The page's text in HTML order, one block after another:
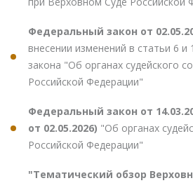
Федеральный закон от
внесении изменений в статьи 6 и
закона "Об органах судейского
Российской Федерации"
Федеральный закон от
от 02.05.2026) "Об органах
Российской Федерации"
"Тематический обзор